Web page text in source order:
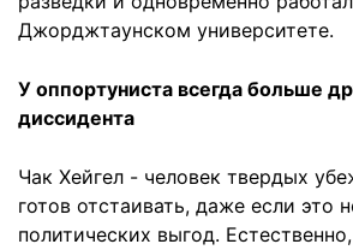
Джорджтаунском университете.
У оппортуниста всегда больше
диссидента
Чак Хейгел - человек твердых
готов отстаивать, даже если это
политических выгод.